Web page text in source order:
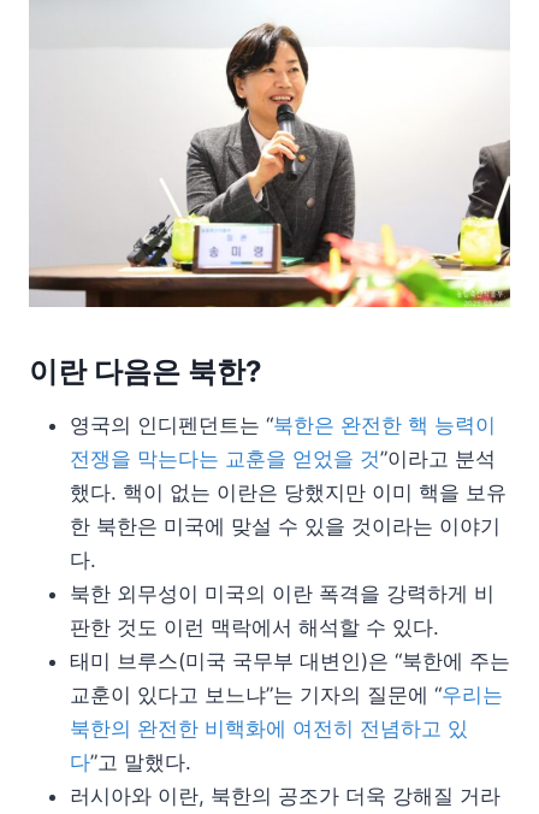
이란 다음은 북한?
영국의 인디펜던트는 “북한은 완전한 핵 능력이
전쟁을 막는다는 교훈을 얻었을 것”이라고 분석
했다. 핵이 없는 이란은 당했지만 이미 핵을 보유
한 북한은 미국에 맞설 수 있을 것이라는 이야기
다.
북한 외무성이 미국의 이란 폭격을 강력하게 비
판한 것도 이런 맥락에서 해석할 수 있다.
태미 브루스(미국 국무부 대변인)은 “북한에 주는
교훈이 있다고 보느냐”는 기자의 질문에 “우리는
북한의 완전한 비핵화에 여전히 전념하고 있
다”고 말했다.
러시아와 이란, 북한의 공조가 더욱 강해질 거라